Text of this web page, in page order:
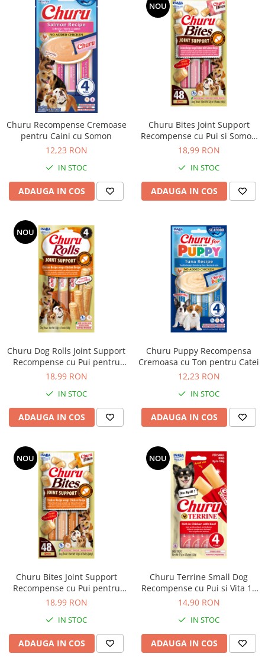
Churu Recompense Cremoase
pentru Caini cu Somon
12,23 RON
IN STOC
ADAUGA IN COS
NOU
Churu Bites Joint Support
Recompense cu Pui si Somon
pentru Caini
18,99 RON
IN STOC
ADAUGA IN COS
NOU
Churu Dog Rolls Joint Support
Recompense cu Pui pentru
Caini
18,99 RON
IN STOC
ADAUGA IN COS
Churu Puppy Recompensa
Cremoasa cu Ton pentru Catei
12,23 RON
IN STOC
ADAUGA IN COS
NOU
Churu Bites Joint Support
Recompense cu Pui pentru
Caini
18,99 RON
IN STOC
ADAUGA IN COS
NOU
Churu Terrine Small Dog
Recompense cu Pui si Vita 15
Gr x 4 Buc
14,90 RON
IN STOC
ADAUGA IN COS